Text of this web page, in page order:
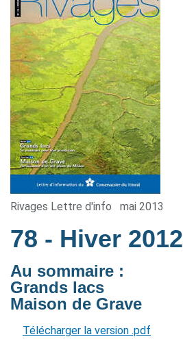
Rivages Lettre d'info mai 2013
78 - Hiver 2012
Au sommaire :
Grands lacs
Maison de Grave
Télécharger la version .pdf